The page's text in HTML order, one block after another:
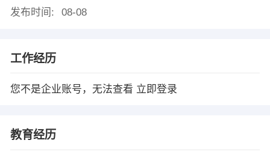
发布时间:
08-08
工作经历
您不是企业账号，无法查看 立即登录
教育经历